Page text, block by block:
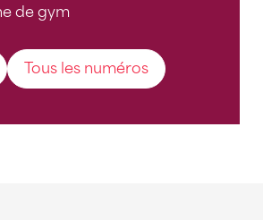
de gym
Tous les numéros